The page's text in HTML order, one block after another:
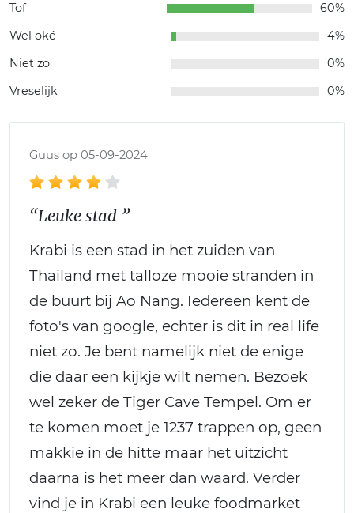
Tof
60%
Wel oké
4%
Niet zo
0%
Vreselijk
0%
Guus op 05-09-2024
“Leuke stad ”
Krabi is een stad in het zuiden van
Thailand met talloze mooie stranden in
de buurt bij Ao Nang. Iedereen kent de
foto's van google, echter is dit in real life
niet zo. Je bent namelijk niet de enige
die daar een kijkje wilt nemen. Bezoek
wel zeker de Tiger Cave Tempel. Om er
te komen moet je 1237 trappen op, geen
makkie in de hitte maar het uitzicht
daarna is het meer dan waard. Verder
vind je in Krabi een leuke foodmarket